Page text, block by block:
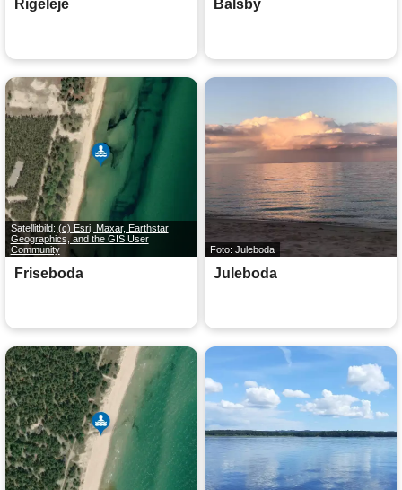
Rigeleje Balsby
Satellitbild: (c) Esri, Maxar, Earthstar
Geographics, and the GIS User
Community
Friseboda
Foto: Juleboda
Juleboda